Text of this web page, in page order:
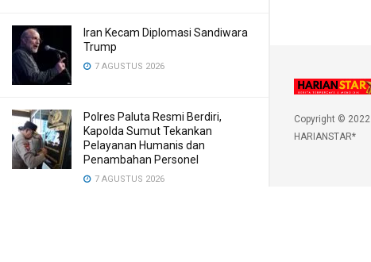
Iran Kecam Diplomasi Sandiwara
Trump
7 AGUSTUS 2026
Polres Paluta Resmi Berdiri,
Kapolda Sumut Tekankan
Pelayanan Humanis dan
Penambahan Personel
7 AGUSTUS 2026
Copyright © 2022
HARIANSTAR*